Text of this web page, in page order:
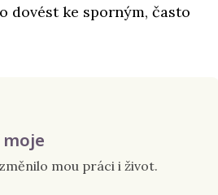
dovést ke sporným, často
moje
mou práci i život.